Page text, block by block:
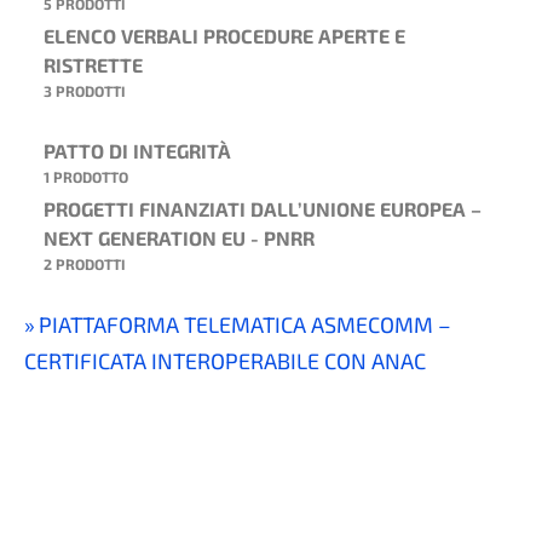
ELENCO VERBALI PROCEDURE APERTE E
RISTRETTE
3 PRODOTTI
PATTO DI INTEGRITÀ
1 PRODOTTO
PROGETTI FINANZIATI DALL’UNIONE EUROPEA –
NEXT GENERATION EU - PNRR
2 PRODOTTI
PIATTAFORMA TELEMATICA ASMECOMM –
CERTIFICATA INTEROPERABILE CON ANAC